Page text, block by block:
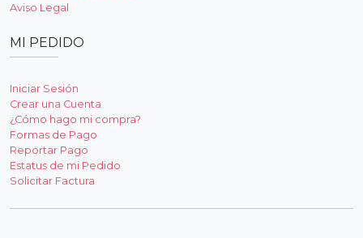
Aviso Legal
MI PEDIDO
Iniciar Sesión
Crear una Cuenta
¿Cómo hago mi compra?
Formas de Pago
Reportar Pago
Estatus de mi Pedido
Solicitar Factura